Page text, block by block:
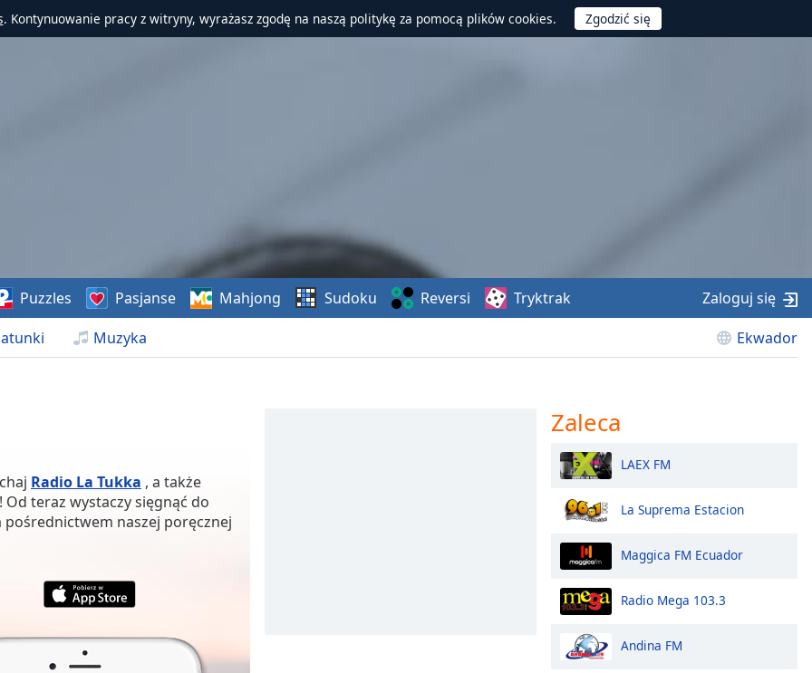
. Kontynuowanie pracy z witryny, wyrażasz zgodę na naszą politykę za pomocą plików cookies.
Muzyka Ekwador
Puzzles Pasjanse Mahjong Sudoku Reversi Tryktrak Zaloguj się
Radio La Tukka , a także
teraz wystaczy sięgnąć do
pośrednictwem naszej poręcznej
Zaleca
LAEX FM
La Suprema Estacion
Maggica FM Ecuador
Radio Mega 103.3
Andina FM